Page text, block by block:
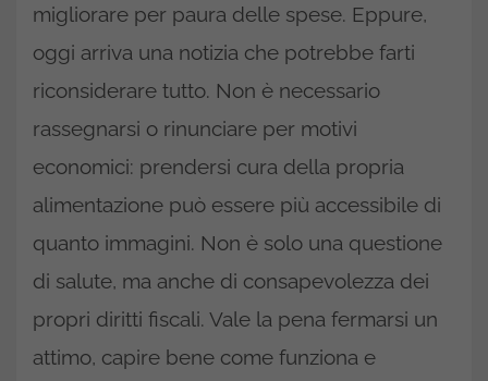
migliorare per paura delle spese. Eppure,
oggi arriva una notizia che potrebbe farti
riconsiderare tutto. Non è necessario
rassegnarsi o rinunciare per motivi
economici: prendersi cura della propria
alimentazione può essere più accessibile di
quanto immagini. Non è solo una questione
di salute, ma anche di consapevolezza dei
propri diritti fiscali. Vale la pena fermarsi un
attimo, capire bene come funziona e